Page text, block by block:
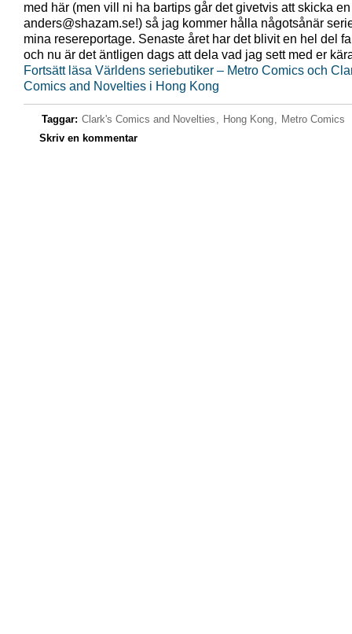
med här (men vill ni ha bartips går det givetvis att skicka
anders@shazam.se!) så jag kommer hålla någotsånär
mina resereportage. Senaste året har det blivit en hel del
och nu är det äntligen dags att dela vad jag sett med er
Fortsätt läsa Världens seriebutiker – Metro Comics och
Comics and Novelties i Hong Kong
Taggar: Clark's Comics and Novelties , Hong Kong, Metro Comics
Skriv en kommentar